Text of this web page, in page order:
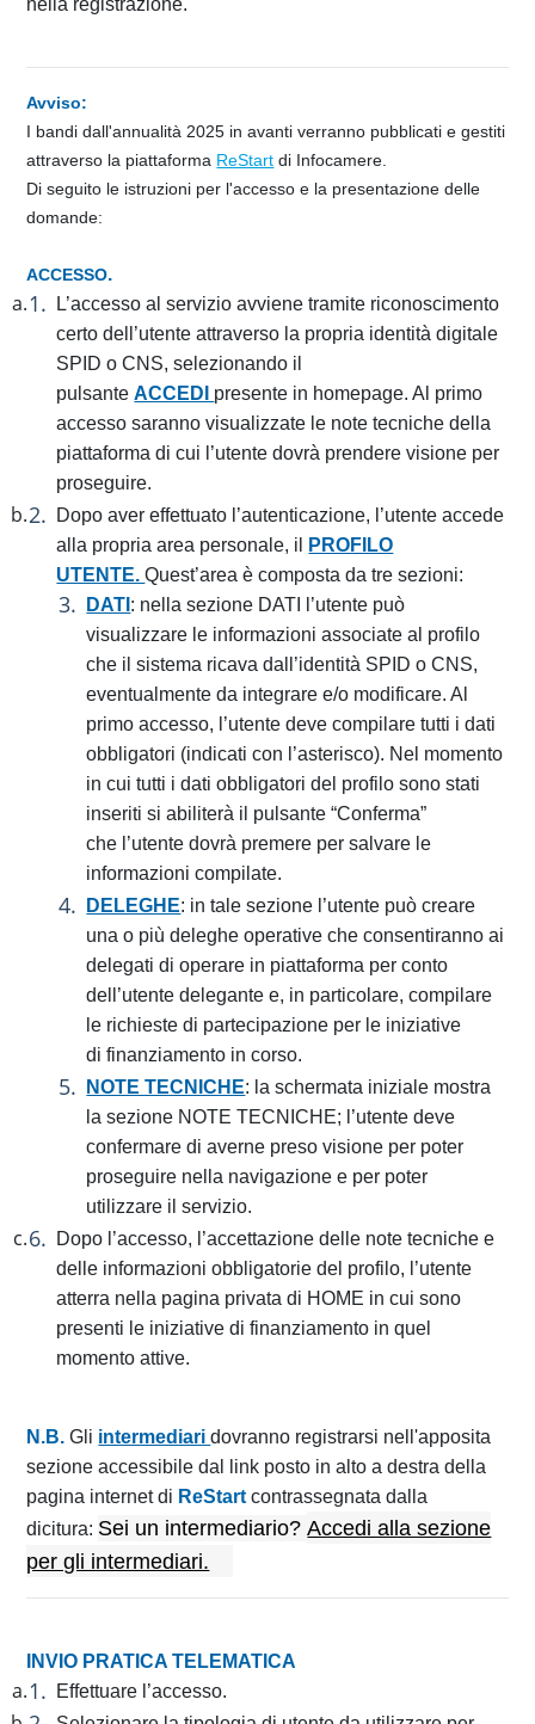
nella registrazione.
Avviso:
I bandi dall'annualità 2025 in avanti verranno pubblicati e gestiti
attraverso la piattaforma ReStart di Infocamere.
Di seguito le istruzioni per l'accesso e la presentazione delle
domande:
ACCESSO.
L’accesso al servizio avviene tramite riconoscimento
certo dell’utente attraverso la propria identità digitale
SPID o CNS, selezionando il
pulsanteACCEDI presente in homepage. Al primo
accesso saranno visualizzate le note tecniche della
piattaforma di cui l’utente dovrà prendere visione per
proseguire.
Dopo aver effettuato l’autenticazione, l’utente accede
alla propria area personale, il
PROFILO
UTENTE.Quest’area è composta da tre sezioni:
DATI : nella sezione DATI l’utente può
visualizzare le informazioni associate al profilo
che il sistema ricava dall’identità SPID o CNS,
eventualmente da integrare e/o modificare. Al
primo accesso, l’utente deve compilare tutti i dati
obbligatori (indicati con l’asterisco). Nel momento
in cui tutti i dati obbligatori del profilo sono stati
inseriti si abiliterà il pulsante “Conferma”
che l’utente dovrà premere per salvare le
informazioni compilate.
DELEGHE: in tale sezione l’utente può creare
una o più deleghe operative che consentiranno ai
delegati di operare in piattaforma per conto
dell’utente delegante e, in particolare, compilare
le richieste di partecipazione per le iniziative
di finanziamento in corso.
NOTE TECNICHE: la schermata iniziale mostra
la sezione NOTE TECNICHE; l’utente deve
confermare di averne preso visione per poter
proseguire nella navigazione e per poter
utilizzare il servizio.
Dopo l’accesso, l’accettazione delle note tecniche e
delle informazioni obbligatorie del profilo, l’utente
atterra nella pagina privata di HOME in cui sono
presenti le iniziative di finanziamento in quel
momento attive.
N.B. Gli intermediaridovranno registrarsi nell'apposita
sezione accessibile dal link posto in alto a destra della
pagina internet di ReStart contrassegnata dalla
dicitura: Sei un intermediario?Accedi alla sezione
per gli intermediari.
INVIO PRATICA TELEMATICA
Effettuare l’accesso.